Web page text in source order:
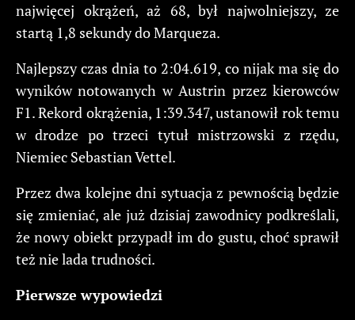
najwięcej okrążeń, aż 68, był najwolniejszy, ze
startą 1,8 sekundy do Marqueza.
Najlepszy czas dnia to 2:04.619, co nijak ma się do
wyników notowanych w Austrin przez kierowców
F1. Rekord okrążenia, 1:39.347, ustanowił rok temu
w drodze po trzeci tytuł mistrzowski z rzędu,
Niemiec Sebastian Vettel.
Przez dwa kolejne dni sytuacja z pewnością będzie
się zmieniać, ale już dzisiaj zawodnicy podkreślali,
że nowy obiekt przypadł im do gustu, choć sprawił
też nie lada trudności.
Pierwsze wypowiedzi